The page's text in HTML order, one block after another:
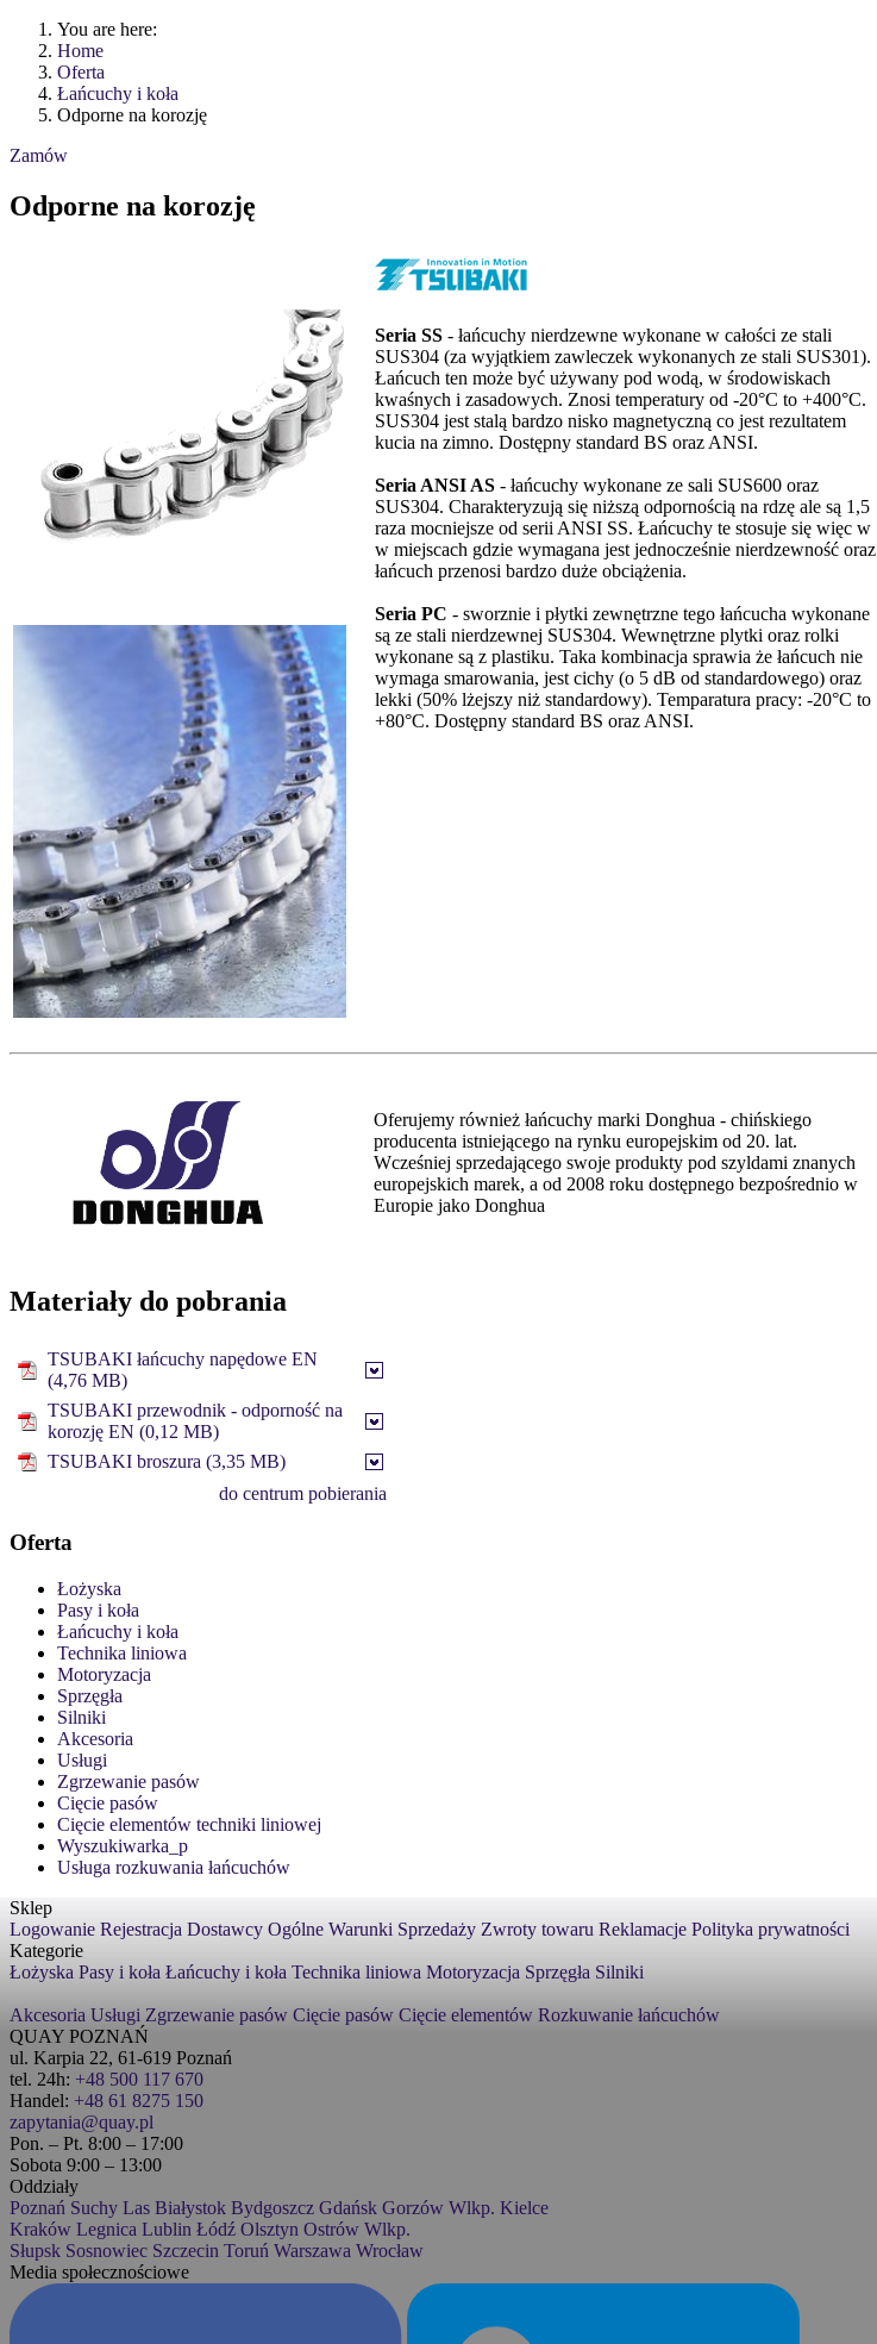
You are here:
Home
Oferta
Łańcuchy i koła
Odporne na korozję
Zamów
Odporne na korozję
Seria SS - łańcuchy nierdzewne wykonane w całości ze stali
SUS304 (za wyjątkiem zawleczek wykonanych ze stali SUS301).
Łańcuch ten może być używany pod wodą, w środowiskach
kwaśnych i zasadowych. Znosi temperatury od -20°C to +400°C.
SUS304 jest stalą bardzo nisko magnetyczną co jest rezultatem
kucia na zimno. Dostępny standard BS oraz ANSI.
Seria ANSI AS - łańcuchy wykonane ze sali SUS600 oraz
SUS304. Charakteryzują się niższą odpornością na rdzę ale są 1,5
raza mocniejsze od serii ANSI SS. Łańcuchy te stosuje się więc w
w miejscach gdzie wymagana jest jednocześnie nierdzewność oraz
łańcuch przenosi bardzo duże obciążenia.
Seria PC - sworznie i płytki zewnętrzne tego łańcucha wykonane
są ze stali nierdzewnej SUS304. Wewnętrzne plytki oraz rolki
wykonane są z plastiku. Taka kombinacja sprawia że łańcuch nie
wymaga smarowania, jest cichy (o 5 dB od standardowego) oraz
lekki (50% lżejszy niż standardowy). Temparatura pracy: -20°C to
+80°C. Dostępny standard BS oraz ANSI.
Oferujemy również łańcuchy marki Donghua - chińskiego
producenta istniejącego na rynku europejskim od 20. lat.
Wcześniej sprzedającego swoje produkty pod szyldami znanych
europejskich marek, a od 2008 roku dostępnego bezpośrednio w
Europie jako Donghua
Materiały do pobrania
TSUBAKI łańcuchy napędowe EN
(4,76 MB)
TSUBAKI przewodnik - odporność na
korozję EN (0,12 MB)
TSUBAKI broszura (3,35 MB)
do centrum pobierania
Oferta
Łożyska
Pasy i koła
Łańcuchy i koła
Technika liniowa
Motoryzacja
Sprzęgła
Silniki
Akcesoria
Usługi
Zgrzewanie pasów
Cięcie pasów
Cięcie elementów techniki liniowej
Wyszukiwarka_p
Usługa rozkuwania łańcuchów
Sklep
Logowanie Rejestracja Dostawcy Ogólne Warunki Sprzedaży Zwroty towaru Reklamacje Polityka prywatności
Kategorie
Łożyska Pasy i koła Łańcuchy i koła Technika liniowa Motoryzacja Sprzęgła Silniki
Akcesoria Usługi Zgrzewanie pasów Cięcie pasów Cięcie elementów Rozkuwanie łańcuchów
QUAY POZNAŃ
ul. Karpia 22, 61-619 Poznań
tel. 24h: +48 500 117 670
Handel: +48 61 8275 150
zapytania@quay.pl
Pon. – Pt. 8:00 – 17:00
Sobota 9:00 – 13:00
Oddziały
Poznań Suchy Las Białystok Bydgoszcz Gdańsk Gorzów Wlkp. Kielce
Kraków Legnica Lublin Łódź Olsztyn Ostrów Wlkp.
Słupsk Sosnowiec Szczecin Toruń Warszawa Wrocław
Media społecznościowe